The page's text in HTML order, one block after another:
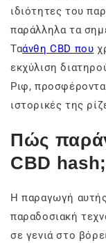
ιδιότητες του
παράλληλα τα
Ταάνθη CBD που
εκχύλιση
Ριφ,
ιστορικές της
Πώς
CBD hash;
Η παραγωγή
παραδοσιακή
σε γενιά στο